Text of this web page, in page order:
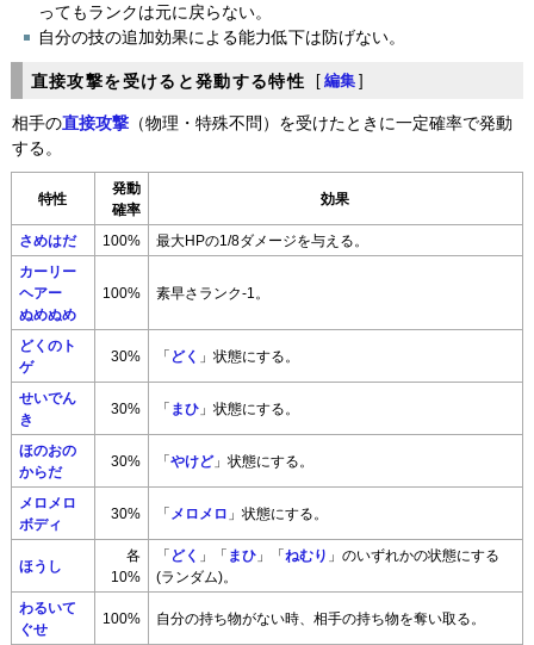
ってもランクは元に戻らない。
自分の技の追加効果による能力低下は防げない。
直接攻撃を受けると発動する特性 [ 編集 ]
相手の直接攻撃 （物理・特殊不問）を受けたときに一定確率で発動
する。
特性
発動
確率
効果
さめはだ 100% 最大HPの1/8ダメージを与える。
カーリー
ヘアー
ぬめぬめ
100% 素早さランク-1。
どくのト
ゲ
30% 「 どく 」状態にする。
せいでん
き
30% 「 まひ」状態にする。
ほのおの
からだ
30% 「 やけど」状態にする。
メロメロ
ボディ
30% 「 メロメロ 」状態にする。
ほうし
各
10%
「 どく 」「 まひ」「 ねむり 」のいずれかの状態にする
(ランダム)。
わるいて
ぐせ
100% 自分の持ち物がない時、相手の持ち物を奪い取る。